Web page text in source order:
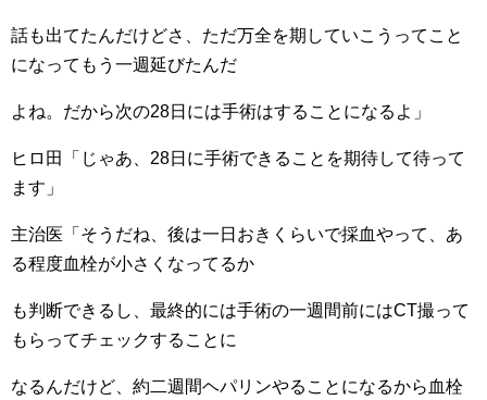
話も出てたんだけどさ、ただ万全を期していこうってこと
になってもう一週延びたんだ
よね。だから次の28日には手術はすることになるよ」
ヒロ田「じゃあ、28日に手術できることを期待して待って
ます」
主治医「そうだね、後は一日おきくらいで採血やって、あ
る程度血栓が小さくなってるか
も判断できるし、最終的には手術の一週間前にはCT撮って
もらってチェックすることに
なるんだけど、約二週間ヘパリンやることになるから血栓